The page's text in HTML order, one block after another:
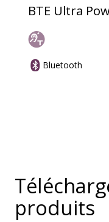
BTE Ultra
Bluetooth
produits